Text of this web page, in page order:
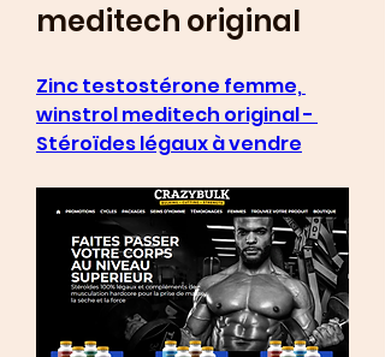
meditech original
Zinc testostérone femme,
winstrol meditech original -
Stéroïdes légaux à vendre